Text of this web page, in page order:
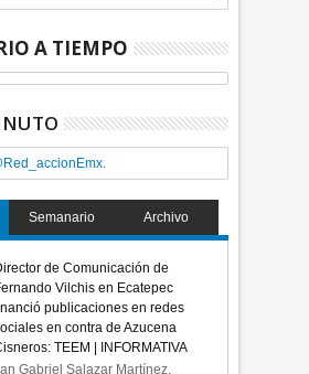
A TIEMPO
Semanario Archivo
de Comunicación de
Vilchis en Ecatepec
publicaciones en redes
en contra de Azucena
TEEM | INFORMATIVA
Gabriel Salazar Martínez,